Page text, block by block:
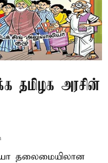
தமிழக அரசின்
தலைமையிலான